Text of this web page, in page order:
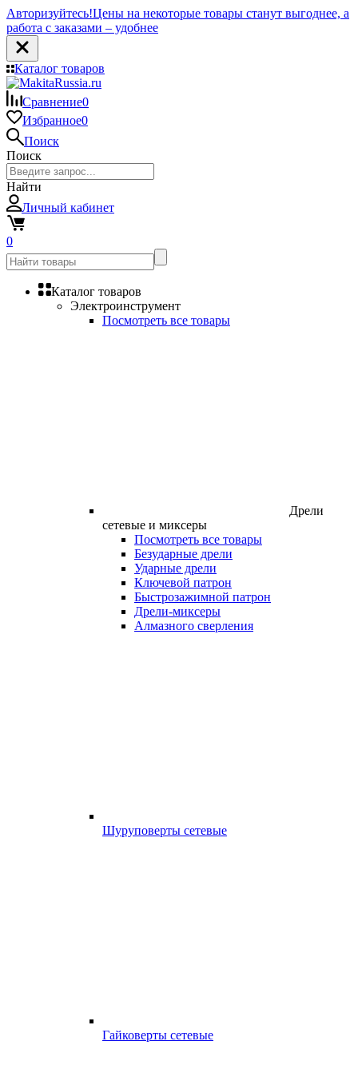
Авторизуйтесь!Цены на некоторые товары станут выгоднее, а
работа с заказами – удобнее
Каталог товаров
Сравнение0
Избранное0
Поиск
Поиск
Найти
Личный кабинет
0
Каталог товаров
Электроинструмент
Посмотреть все товары
Дрели
сетевые и миксеры
Посмотреть все товары
Безударные дрели
Ударные дрели
Ключевой патрон
Быстрозажимной патрон
Дрели-миксеры
Алмазного сверления
Шуруповерты сетевые
Гайковерты сетевые